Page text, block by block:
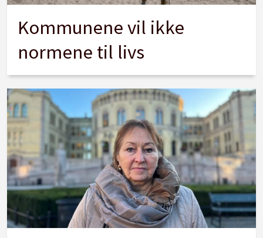
Kommunene vil ikke
normene til livs